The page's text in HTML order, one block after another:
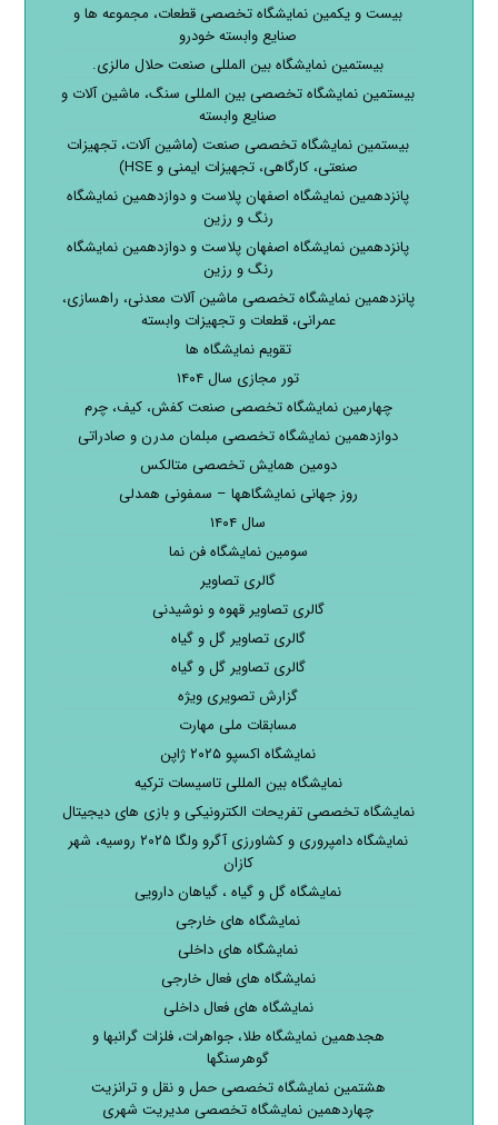
بیست و یکمین نمایشگاه تخصصی قطعات، مجموعه ها و
صنایع وابسته خودرو
بیستمین نمایشگاه بین المللی صنعت حلال مالزی.
بیستمین نمایشگاه تخصصی بین المللی سنگ، ماشین آلات و
صنایع وابسته
بیستمین نمایشگاه تخصصی صنعت (ماشین آلات، تجهیزات
صنعتی، کارگاهی، تجهیزات ایمنی و HSE)
پانزدهمین نمایشگاه اصفهان پلاست و دوازدهمین نمایشگاه
رنگ و رزین
پانزدهمین نمایشگاه اصفهان پلاست و دوازدهمین نمایشگاه
رنگ و رزین
پانزدهمین نمایشگاه تخصصی ماشین آلات معدنی، راهسازی،
عمرانی، قطعات و تجهیزات وابسته
تقویم نمایشگاه ها
تور مجازی سال ۱۴۰۴
چهارمین نمایشگاه تخصصی صنعت کفش، کیف، چرم
دوازدهمین نمایشگاه تخصصی مبلمان مدرن و صادراتی
دومین همایش تخصصی متالکس
روز جهانی نمایشگاهها – سمفونی همدلی
سال ۱۴۰۴
سومین نمایشگاه فن نما
گالری تصاویر
گالری تصاویر قهوه و نوشیدنی
گالری تصاویر گل و گیاه
گالری تصاویر گل و گیاه
گزارش تصویری ویژه
مسابقات ملی مهارت
نمایشگاه اکسپو ۲۰۲۵ ژاپن
نمایشگاه بین المللی تاسیسات ترکیه
نمایشگاه تخصصی تفریحات الکترونیکی و بازی های دیجیتال
نمایشگاه دامپروری و کشاورزی آگرو ولگا ۲۰۲۵ روسیه، شهر
کازان
نمایشگاه گل و گیاه ، گیاهان دارویی
نمایشگاه های خارجی
نمایشگاه های داخلی
نمایشگاه های فعال خارجی
نمایشگاه های فعال داخلی
هجدهمین نمایشگاه طلا، جواهرات، فلزات گرانبها و
گوهرسنگها
هشتمین نمایشگاه تخصصی حمل و نقل و ترانزیت
چهاردهمین نمایشگاه تخصصی مدیریت شهری